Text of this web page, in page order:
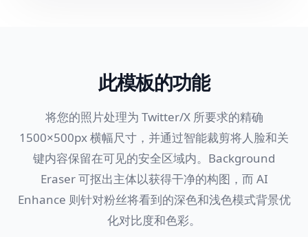
此模板的功能
将您的照片处理为 Twitter/X 所要求的精确
1500×500px 横幅尺寸，并通过智能裁剪将人脸和关
键内容保留在可见的安全区域内。Background
Eraser 可抠出主体以获得干净的构图，而 AI
Enhance 则针对粉丝将看到的深色和浅色模式背景优
化对比度和色彩。